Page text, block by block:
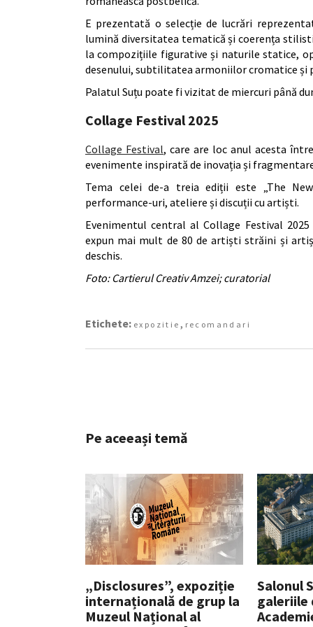
E prezentată o selecție de lucrări
lumină diversitatea tematică și coerența
la compozițiile figurative și naturile statice,
desenului, subtilitatea armoniilor cromatice și
Palatul Suțu poate fi vizitat de miercuri până
Collage Festival 2025
Collage Festival, care are loc anul acesta
evenimente inspirată de inovația și
Tema celei de-a treia ediții este „The
performance-uri, ateliere și discuții cu artiști.
Evenimentul central al Collage Festival
expun mai mult de 80 de artiști străini și
deschis.
Foto: Cartierul Creativ Amzei; curatorial
Etichete: expozitie , recomandari
Pe aceeași temă
„Disclosures”, expoziție
internațională de grup la
Muzeul Național al
Salonul
galeriile